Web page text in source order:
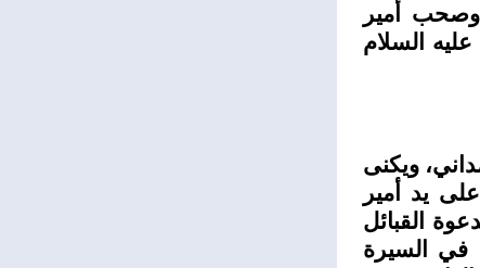
وصحب أمير
السلام
ويكنى
يد أمير
القبائل
في السيرة